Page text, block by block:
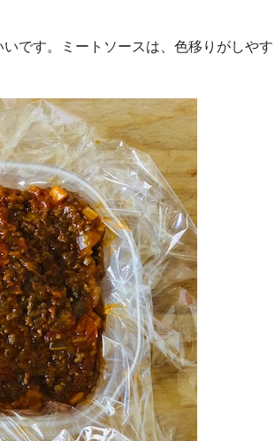
です。ミートソースは、色移りがしやす